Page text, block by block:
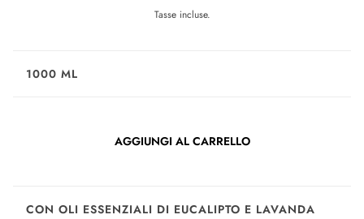
Tasse incluse.
1000 ML
AGGIUNGI AL CARRELLO
CON OLI ESSENZIALI DI EUCALIPTO E LAVANDA